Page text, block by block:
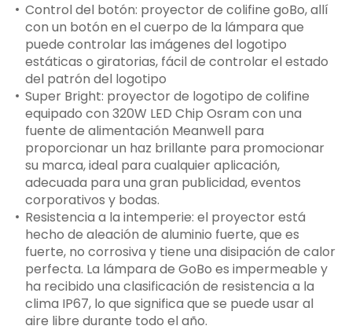
Control del botón: proyector de colifine goBo, allí
con un botón en el cuerpo de la lámpara que
puede controlar las imágenes del logotipo
estáticas o giratorias, fácil de controlar el estado
del patrón del logotipo
Super Bright: proyector de logotipo de colifine
equipado con 320W LED Chip Osram con una
fuente de alimentación Meanwell para
proporcionar un haz brillante para promocionar
su marca, ideal para cualquier aplicación,
adecuada para una gran publicidad, eventos
corporativos y bodas.
Resistencia a la intemperie: el proyector está
hecho de aleación de aluminio fuerte, que es
fuerte, no corrosiva y tiene una disipación de calor
perfecta. La lámpara de GoBo es impermeable y
ha recibido una clasificación de resistencia a la
clima IP67, lo que significa que se puede usar al
aire libre durante todo el año.